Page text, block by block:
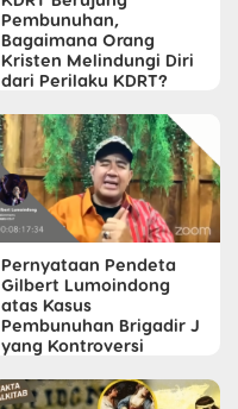
Pembunuhan,
Bagaimana Orang
Kristen Melindungi Diri
dari Perilaku KDRT?
Pernyataan Pendeta
Gilbert Lumoindong
atas Kasus
Pembunuhan Brigadir J
yang Kontroversi